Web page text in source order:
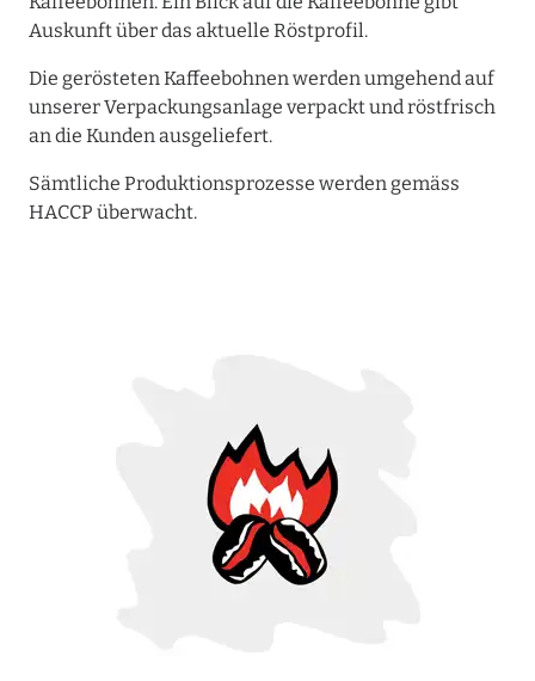
Auskunft über das aktuelle Röstprofil.
Die gerösteten Kaffeebohnen werden umgehend auf
unserer Verpackungsanlage verpackt und röstfrisch
an die Kunden ausgeliefert.
Sämtliche Produktionsprozesse werden gemäss
HACCP überwacht.